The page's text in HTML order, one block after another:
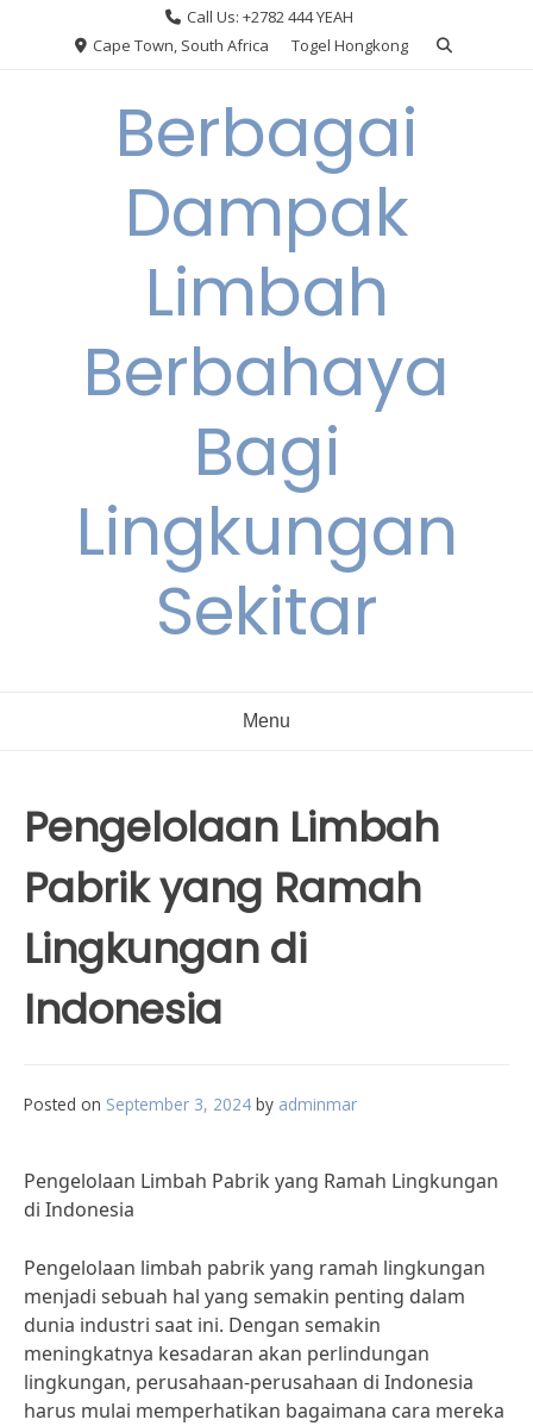
Call Us: +2782 444 YEAH
Cape Town, South Africa
Togel Hongkong
Berbagai
Dampak
Limbah
Berbahaya
Bagi
Lingkungan
Sekitar
Menu
Pengelolaan Limbah
Pabrik yang Ramah
Lingkungan di
Indonesia
Posted on September 3, 2024 by adminmar
Pengelolaan Limbah Pabrik yang Ramah Lingkungan
di Indonesia
Pengelolaan limbah pabrik yang ramah lingkungan
menjadi sebuah hal yang semakin penting dalam
dunia industri saat ini. Dengan semakin
meningkatnya kesadaran akan perlindungan
lingkungan, perusahaan-perusahaan di Indonesia
harus mulai memperhatikan bagaimana cara mereka